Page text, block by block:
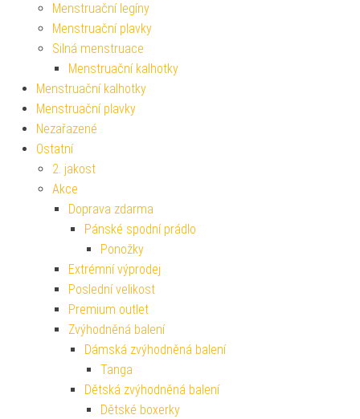
Menstruační legíny
Menstruační plavky
Silná menstruace
Menstruační kalhotky
Menstruační kalhotky
Menstruační plavky
Nezařazené
Ostatní
2. jakost
Akce
Doprava zdarma
Pánské spodní prádlo
Ponožky
Extrémní výprodej
Poslední velikost
Premium outlet
Zvýhodněná balení
Dámská zvýhodněná balení
Tanga
Dětská zvýhodněná balení
Dětské boxerky